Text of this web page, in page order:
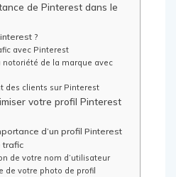
de Pinterest dans le
?
avec Pinterest
notoriété de la marque avec
des clients sur Pinterest
votre profil Pinterest
d’un profil Pinterest
trafic
de votre nom d’utilisateur
de votre photo de profil